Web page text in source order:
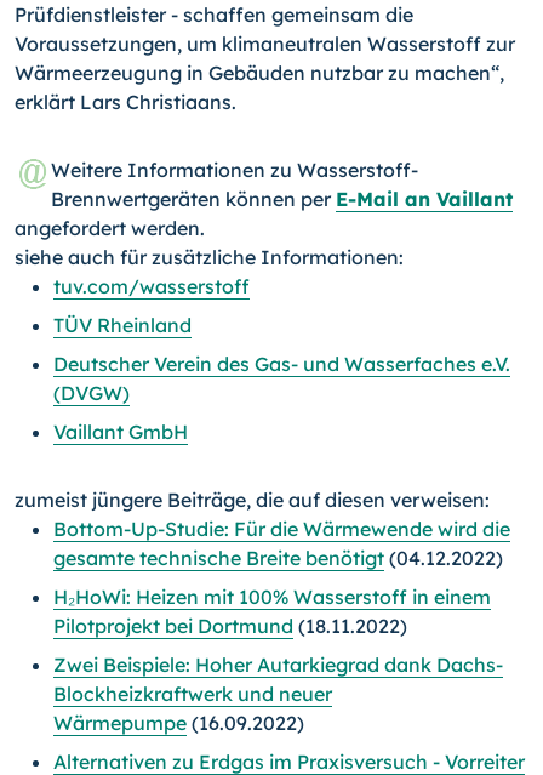
Prüfdienstleister - schaffen gemeinsam die
Voraussetzungen, um klimaneutralen Wasserstoff zur
Wärmeerzeugung in Gebäuden nutzbar zu machen“,
erklärt Lars Christiaans.
Weitere Informationen zu Wasserstoff-
Brennwertgeräten können per E-Mail an Vaillant
angefordert werden.
siehe auch für zusätzliche Informationen:
tuv.com/wasserstoff
TÜV Rheinland
Deutscher Verein des Gas- und Wasserfaches e.V.
(DVGW)
Vaillant GmbH
zumeist jüngere Beiträge, die auf diesen verweisen:
Bottom-Up-Studie: Für die Wärmewende wird die
gesamte technische Breite benötigt (04.12.2022)
H₂HoWi: Heizen mit 100% Wasserstoff in einem
Pilotprojekt bei Dortmund (18.11.2022)
Zwei Beispiele: Hoher Autarkiegrad dank Dachs-
Blockheizkraftwerk und neuer
Wärmepumpe (16.09.2022)
Alternativen zu Erdgas im Praxisversuch - Vorreiter